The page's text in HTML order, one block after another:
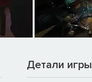
Детали игры